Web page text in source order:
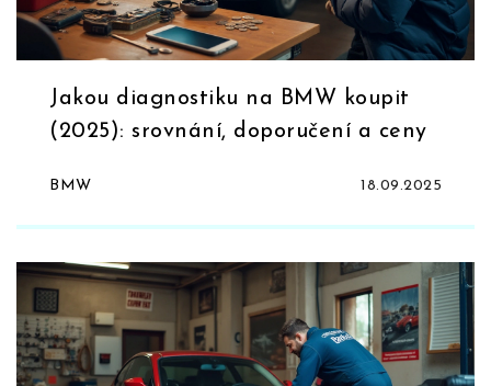
Jakou diagnostiku na BMW koupit
(2025): srovnání, doporučení a ceny
BMW 18.09.2025